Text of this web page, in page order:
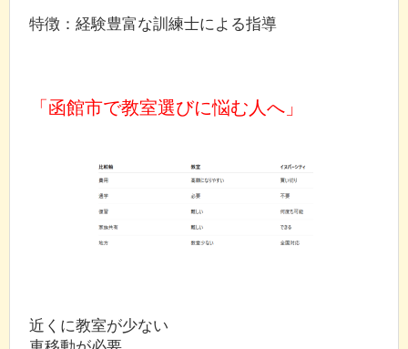
特徴：経験豊富な訓練士による指導
「函館市で教室選びに悩む人へ」
近くに教室が少ない